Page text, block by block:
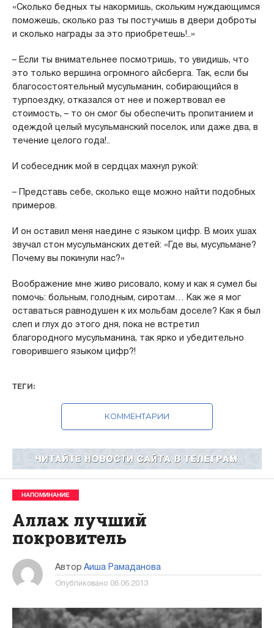
«Сколько бедных ты накормишь, скольким нуждающимся
поможешь, сколько раз ты постучишь в двери доброты
и сколько награды за это приобретешь!..»
– Если ты внимательнее посмотришь, то увидишь, что
это только вершина огромного айсберга. Так, если бы
благосостоятельный мусульманин, собирающийся в
турпоездку, отказался от нее и пожертвовал ее
стоимость, – то он смог бы обеспечить пропитанием и
одеждой целый мусульманский поселок, или даже два, в
течение целого года!..
И собеседник мой в сердцах махнул рукой:
– Представь себе, сколько еще можно найти подобных
примеров.
И он оставил меня наедине с языком цифр. В моих ушах
звучал стон мусульманских детей: «Где вы, мусульмане?
Почему вы покинули нас?»
Воображение мне живо рисовало, кому и как я сумел бы
помочь: больным, голодным, сиротам… Как же я мог
оставаться равнодушен к их мольбам доселе? Как я был
слеп и глух до этого дня, пока не встретил
благородного мусульманина, так ярко и убедительно
говорившего языком цифр?!
ТЕГИ:
КОММЕНТАРИИ
НАПОМИНАНИЕ
Аллах лучший
покровитель
Автор Аиша Рамаданова
Опубликовано 06.06.2013